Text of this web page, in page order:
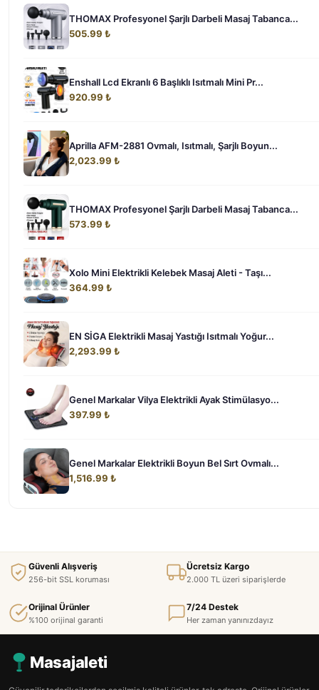
THOMAX Profesyonel Şarjlı Darbeli Masaj Tabanca...
505.99 ₺
Enshall Lcd Ekranlı 6 Başlıklı Isıtmalı Mini Pr...
920.99 ₺
Aprilla AFM-2881 Ovmalı, Isıtmalı, Şarjlı Boyun...
2,023.99 ₺
THOMAX Profesyonel Şarjlı Darbeli Masaj Tabanca...
573.99 ₺
Xolo Mini Elektrikli Kelebek Masaj Aleti - Taşı...
364.99 ₺
EN SİGA Elektrikli Masaj Yastığı Isıtmalı Yoğur...
2,293.99 ₺
Genel Markalar Vilya Elektrikli Ayak Stimülasyo...
397.99 ₺
Genel Markalar Elektrikli Boyun Bel Sırt Ovmalı...
1,516.99 ₺
Güvenli Alışveriş
256-bit SSL koruması
Ücretsiz Kargo
2.000 TL üzeri siparişlerde
Orijinal Ürünler
%100 orijinal garanti
7/24 Destek
Her zaman yanınızdayız
Masajaleti